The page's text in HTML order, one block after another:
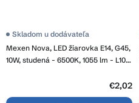
Mexen Nova, LED žiarovka E14, G45,
10W, studená - 6500K, 1055 lm - L101-
Skladom u dodávateľa
€2,02